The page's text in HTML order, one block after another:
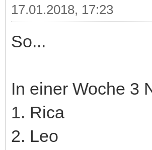
17.01.2018, 17:23
So...
In einer Woche 3
1. Rica
2. Leo